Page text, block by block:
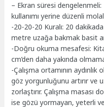
– Ekran süresi
kullanımı yerine düzenli
-20-20-20 Kuralı: 20
metre uzağa bakmak basit
-Doğru okuma mesafesi:
cm’den daha yakında
-Çalışma ortamının aydınlık
göz yorgunluğunu artırır ve
zorlaştırır. Çalışma masası
ise gözü yormayan, yeterli